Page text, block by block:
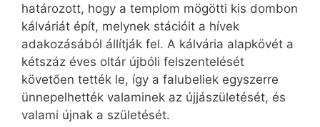
határozott, hogy a templom mögötti kis dombon
kálváriát épít, melynek stációit a hívek
adakozásából állítják fel. A kálvária alapkövét a
kétszáz éves oltár újbóli felszentelését
követően tették le, így a falubeliek egyszerre
ünnepelhették valaminek az újjászületését, és
valami újnak a születését.